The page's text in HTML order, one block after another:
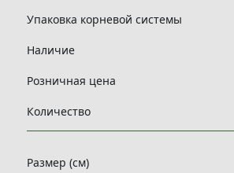
Упаковка корневой системы
Наличие
Розничная цена
Количество
Размер (см)